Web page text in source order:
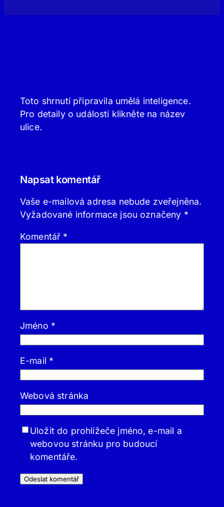
Toto shrnutí připravila umělá inteligence.
Pro detaily o události klikněte na název
ulice.
Napsat komentář
Vaše e-mailová adresa nebude zveřejněna.
Vyžadované informace jsou označeny *
Komentář *
Jméno *
E-mail *
Webová stránka
Uložit do prohlížeče jméno, e-mail a
webovou stránku pro budoucí
komentáře.